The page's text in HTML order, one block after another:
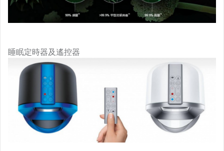
睡眠定時器及遙控器